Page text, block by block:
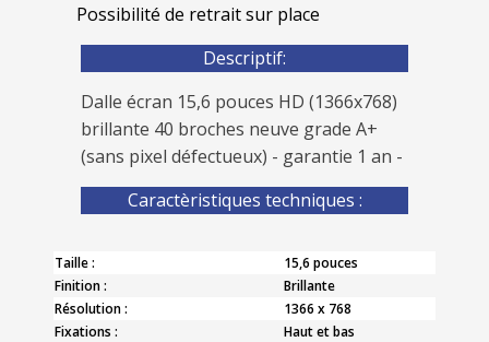
Possibilité de retrait sur place
Descriptif:
Dalle écran 15,6 pouces HD (1366x768)
brillante 40 broches neuve grade A+
(sans pixel défectueux) - garantie 1 an -
Caractèristiques techniques :
Taille :
15,6 pouces
Finition :
Brillante
Résolution :
1366 x 768
Fixations :
Haut et bas